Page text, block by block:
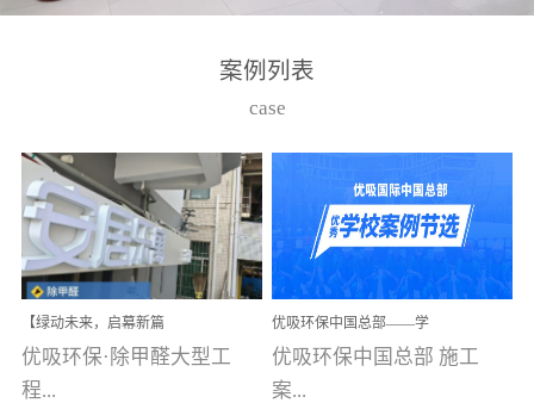
高技能的团队。汇聚了众
取得了多项产品技术专利
和多项国家版权局著作
权，获得高新技术企业称
号。生产优势自主生产自
给自足，优吸公司于2015
在广州番禺区成功建立产
品线生产基地，工厂拥有
自动化生产设备和成熟的
案例列表
case
【绿动未来，启幕新篇
章】优吸环保中标深圳安
居乐寓，超大型工装室内
空气治理项目顺利启航，
优吸环保·除甲醛大型工
程...
优吸环保中国总部——学
校施工案例(节选)
优吸环保中国总部 施工
案...